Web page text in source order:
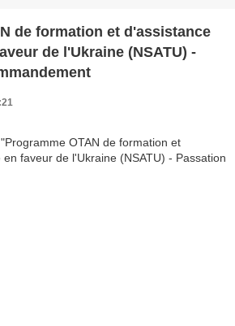
de formation et d'assistance
de l'Ukraine (NSATU) -